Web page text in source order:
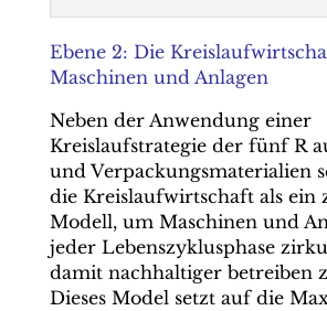
Ebene 2: Die
Maschinen und Anlagen
Neben der Anwendung einer
Kreislaufstrategie der fünf R
und Verpackungsmaterialien
die Kreislaufwirtschaft als ein
Modell, um Maschinen und
jeder Lebenszyklusphase
damit nachhaltiger betreiben
Dieses Model setzt auf die